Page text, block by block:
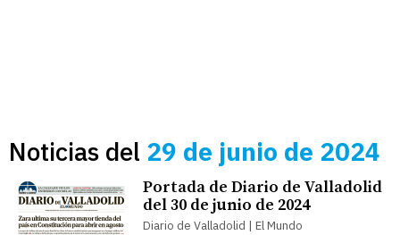
Noticias del 29 de junio de 2024
Portada de Diario de Valladolid
del 30 de junio de 2024
Diario de Valladolid | El Mundo